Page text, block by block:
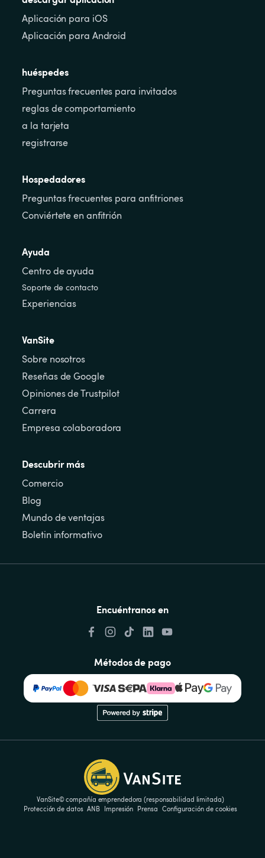
Aplicación para iOS
Aplicación para Android
huéspedes
Preguntas frecuentes para invitados
reglas de comportamiento
a la tarjeta
registrarse
Hospedadores
Preguntas frecuentes para anfitriones
Conviértete en anfitrión
Ayuda
Centro de ayuda
Soporte de contacto
Experiencias
VanSite
Sobre nosotros
Reseñas de Google
Opiniones de Trustpilot
Carrera
Empresa colaboradora
Descubrir más
Comercio
Blog
Mundo de ventajas
Boletin informativo
Encuéntranos en
Métodos de pago
VanSite© compañía emprendedora (responsabilidad limitada)
Protección de datos ANB Impresión Prensa Configuración de cookies